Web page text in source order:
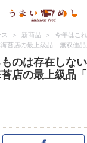
> 新商品 >
今年はこ
苔店の最上級品「無双佳
のは存在しな
店の最上級品